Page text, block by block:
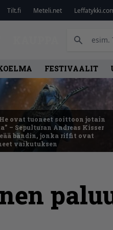
Tilt.fi Meteli.net
FESTIVAALIT
ovat tuoneet soittoon jotain
– Sepulturan Andreas Kisser
bändin, jonka riffit ovat
vaikutuksen